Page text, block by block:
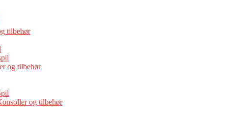
tilbehør
og tilbehør
og tilbehør